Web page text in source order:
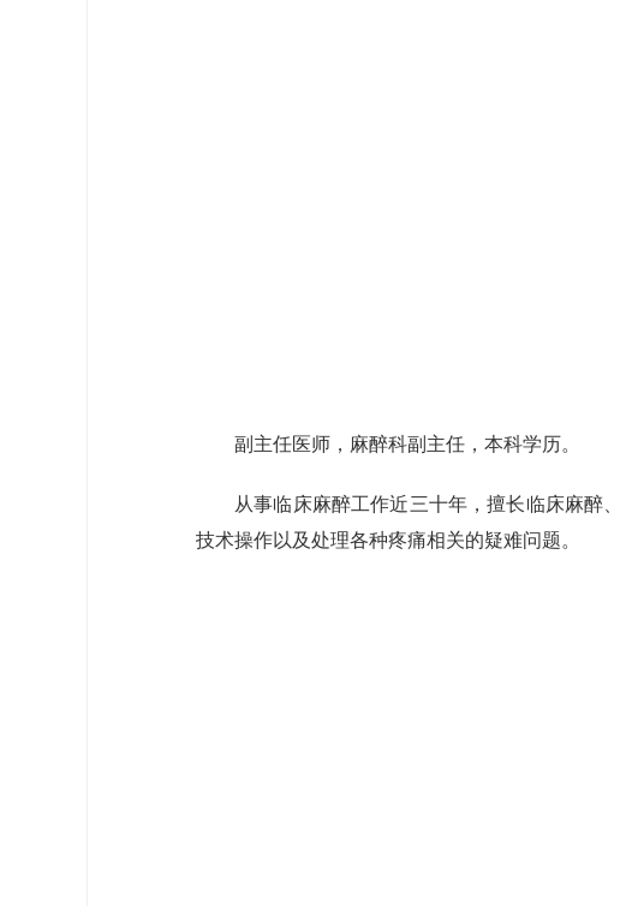
副主任医师，麻醉科副主任，本科学历。
从事临床麻醉工作近三十年，擅长临床麻醉
技术操作以及处理各种疼痛相关的疑难问题。